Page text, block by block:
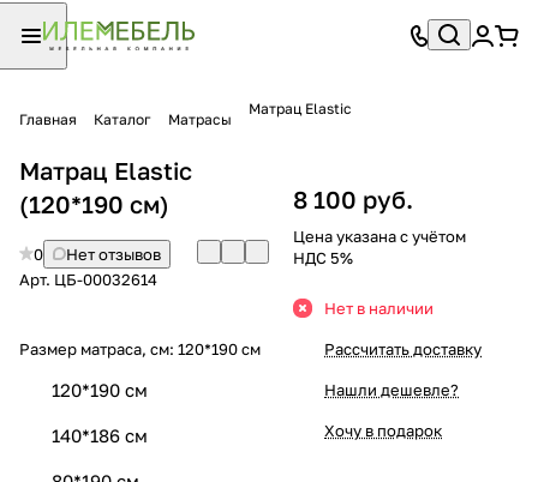
Главная Каталог Матрасы
Матрац Elastic
Матрац Elastic
(120*190 см)
0
Нет отзывов
Арт. ЦБ-00032614
Размер матраса, см: 120*190 см
120*190 см
140*186 см
8 100 руб.
Цена указана с учётом
НДС 5%
Нет в наличии
Рассчитать доставку
Нашли дешевле?
Хочу в подарок